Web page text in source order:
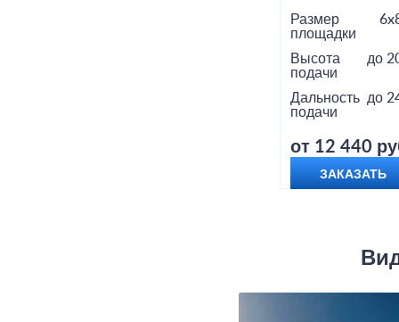
Размер
площадки
Высота
подачи
до
Дальность
подачи
до
от 12 440
ЗАКАЗАТЬ